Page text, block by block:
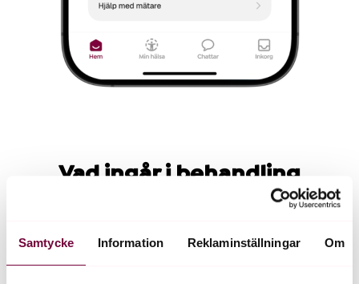
Samtycke Information Reklaminställningar Om
Vad ingår i behandling
Kontinuerlig behandling, från att hitta din måldos till
Uppföljning av läkare